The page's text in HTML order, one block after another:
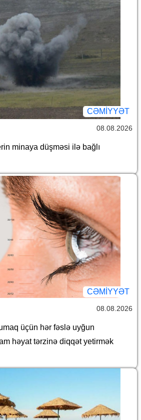
CƏMİYYƏT
08.08.2026
minaya düşməsi ilə bağlı
CƏMİYYƏT
08.08.2026
üçün hər fəslə uyğun
həyat tərzinə diqqət yetirmək